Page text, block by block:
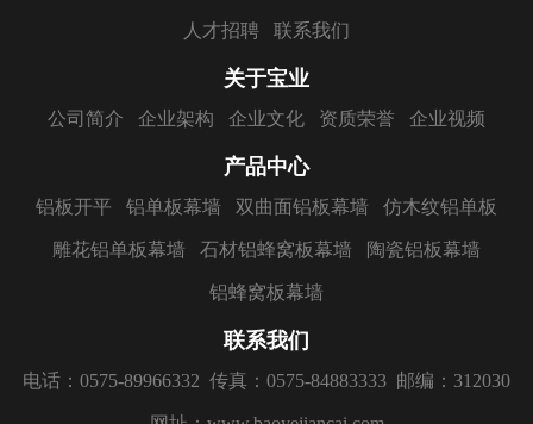
人才招聘 联系我们
关于宝业
公司简介 企业架构 企业文化 资质荣誉 企业视频
产品中心
铝板开平 铝单板幕墙 双曲面铝板幕墙 仿木纹铝单板
雕花铝单板幕墙 石材铝蜂窝板幕墙 陶瓷铝板幕墙
铝蜂窝板幕墙
联系我们
电话：0575-89966332 传真：0575-84883333 邮编：312030